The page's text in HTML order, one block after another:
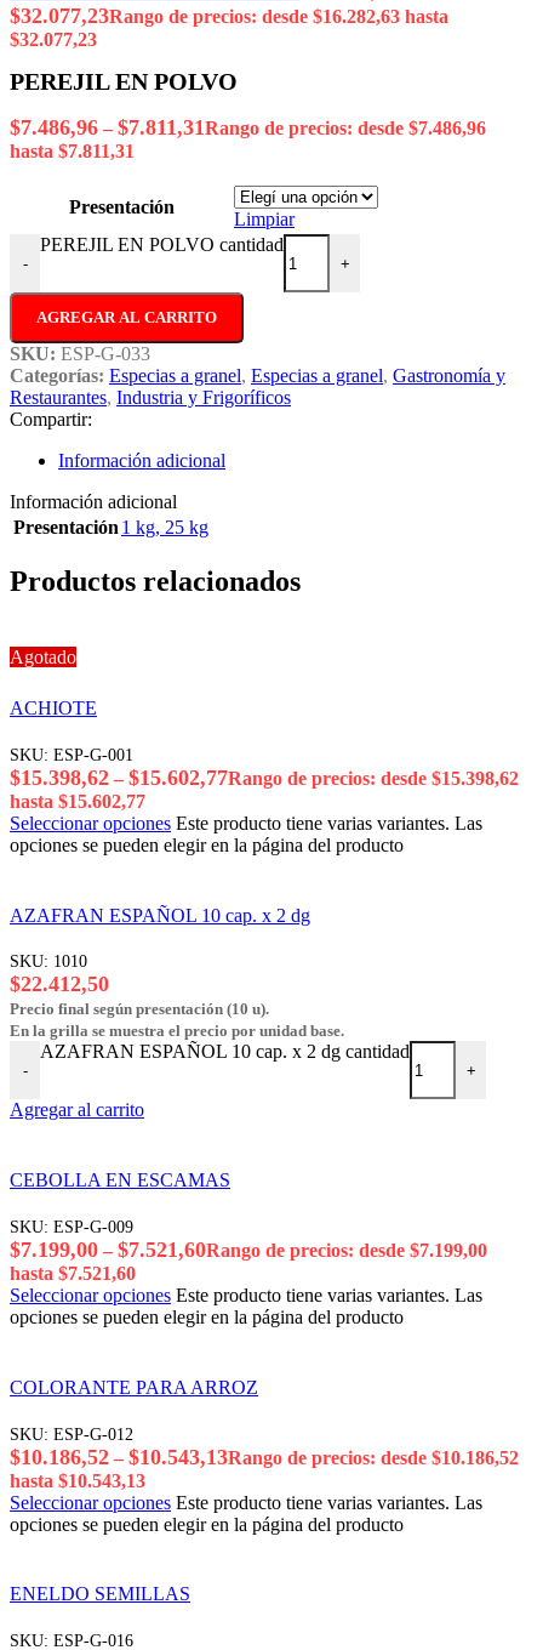
$32.077,23Rango de precios: desde $16.282,63 hasta
$32.077,23
PEREJIL EN POLVO
$7.486,96 – $7.811,31Rango de precios: desde $7.486,96
hasta $7.811,31
Presentación
Limpiar
-
PEREJIL EN POLVO cantidad
+
AGREGAR AL CARRITO
SKU: ESP-G-033
Categorías: Especias a granel, Especias a granel, Gastronomía y
Restaurantes, Industria y Frigoríficos
Compartir:
Información adicional
Información adicional
Presentación 1 kg, 25 kg
Productos relacionados
Agotado
ACHIOTE
SKU: ESP-G-001
$15.398,62 – $15.602,77Rango de precios: desde $15.398,62
hasta $15.602,77
Seleccionar opciones Este producto tiene varias variantes. Las
opciones se pueden elegir en la página del producto
AZAFRAN ESPAÑOL 10 cap. x 2 dg
SKU: 1010
$22.412,50
Precio final según presentación (10 u).
En la grilla se muestra el precio por unidad base.
-
AZAFRAN ESPAÑOL 10 cap. x 2 dg cantidad
+
Agregar al carrito
CEBOLLA EN ESCAMAS
SKU: ESP-G-009
$7.199,00 – $7.521,60Rango de precios: desde $7.199,00
hasta $7.521,60
Seleccionar opciones Este producto tiene varias variantes. Las
opciones se pueden elegir en la página del producto
COLORANTE PARA ARROZ
SKU: ESP-G-012
$10.186,52 – $10.543,13Rango de precios: desde $10.186,52
hasta $10.543,13
Seleccionar opciones Este producto tiene varias variantes. Las
opciones se pueden elegir en la página del producto
ENELDO SEMILLAS
SKU: ESP-G-016